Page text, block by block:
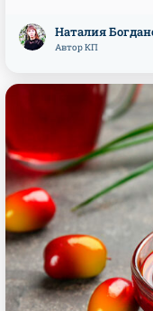
Наталия
Автор КП